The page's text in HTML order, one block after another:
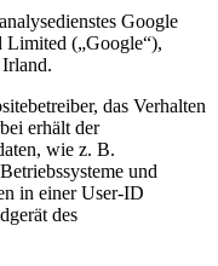
Google
Limited („Google“),
das Verhalten
erhält der
wie z. B.
und
in einer User-ID
des